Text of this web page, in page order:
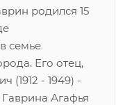
родился 15
семье
Его отец,
(1912 - 1949) -
Агафья